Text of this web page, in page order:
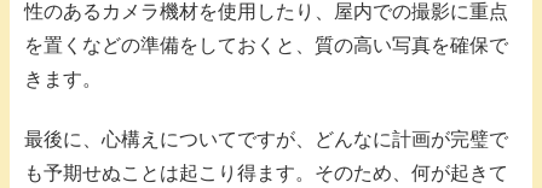
性のあるカメラ機材を使用したり、屋内での撮影に重点
を置くなどの準備をしておくと、質の高い写真を確保で
きます。
最後に、心構えについてですが、どんなに計画が完璧で
も予期せぬことは起こり得ます。そのため、何が起きて